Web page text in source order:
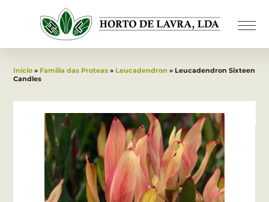
Início » Familia das Proteas » Leucadendron » Leucadendron Sixteen
Candles